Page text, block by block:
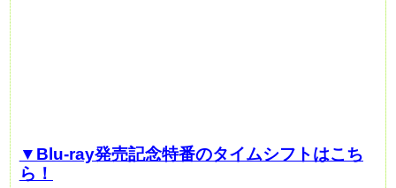
▼ Blu-ray発売記念特番のタイムシフトはこち
ら！